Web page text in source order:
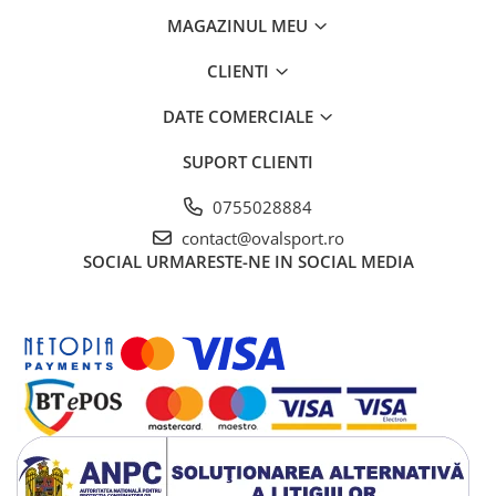
MAGAZINUL MEU
CLIENTI
DATE COMERCIALE
SUPORT CLIENTI
0755028884
contact@ovalsport.ro
SOCIAL URMARESTE-NE IN SOCIAL MEDIA